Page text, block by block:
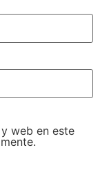
web en este